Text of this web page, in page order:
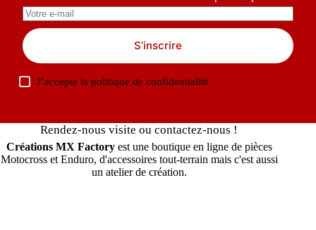
S’inscrire
J’accepte lapolitique de confidentialité
Rendez-nous visite ou contactez-nous !
Créations MX Factoryest une boutique en ligne de pièces
Motocross et Enduro, d'accessoires tout-terrain mais c'est aussi
un atelier de création.